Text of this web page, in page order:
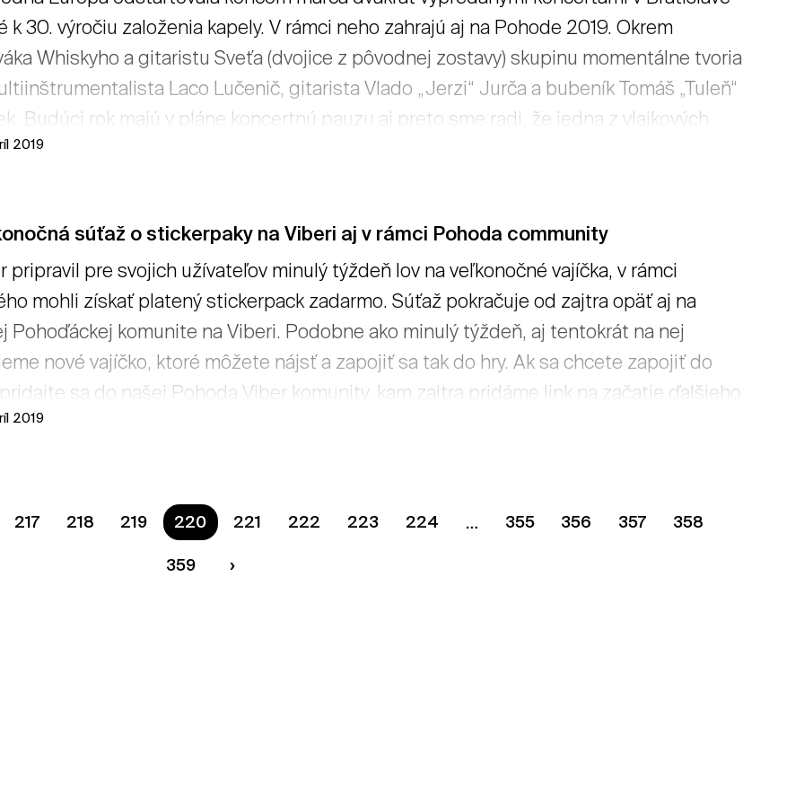
k 30. výročiu založenia kapely. V rámci neho zahrajú aj na Pohode 2019. Okrem
Whiskyho a gitaristu Sveťa (dvojice z pôvodnej zostavy) skupinu momentálne tvoria
Laco Lučenič, gitarista Vlado „Jerzi“ Jurča a bubeník Tomáš „Tuleň“
Budúci rok majú v pláne koncertnú pauzu aj preto sme radi, že jedna z vlajkových
rock´n´rollu vystúpi aj na letisku Trenčín. To je zároveň domovským letiskom
2019
súťaž o stickerpaky na Viberi aj v rámci Pohoda community
pripravil pre svojich užívateľov minulý týždeň lov na veľkonočné vajíčka, v rámci
mohli získať platený stickerpack zadarmo. Súťaž pokračuje od zajtra opäť aj na
Pohoďáckej komunite na Viberi. Podobne ako minulý týždeň, aj tentokrát na nej
nové vajíčko, ktoré môžete nájsť a zapojiť sa tak do hry. Ak sa chcete zapojiť do
sa do našej Pohoda Viber komunity, kam zajtra pridáme link na začatie ďalšieho
lovu. https://vb.me/pohodacommunityweb → čítať viac
2019
217 218 219 Ste na strane
220 221 222 223 224 355 356 357 358
359